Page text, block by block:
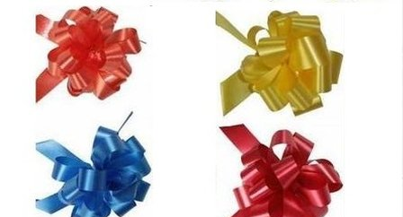
Выберите город
Обратный звонокЗаказать обратный звонок
Каталог
Семена
Грунты
Газонные травы, сидераты